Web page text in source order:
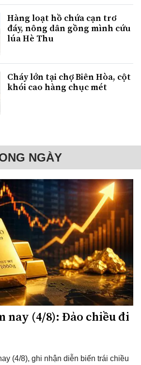
Hàng loạt hồ chứa cạn trơ
đáy, nông dân gồng mình cứu
lúa Hè Thu
Cháy lớn tại chợ Biên Hòa, cột
khói cao hàng chục mét
NGÀY
nay (4/8): Đảo chiều đi
(4/8), ghi nhận diễn biến trái chiều